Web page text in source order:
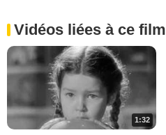
Vidéos liées à ce film
1:32